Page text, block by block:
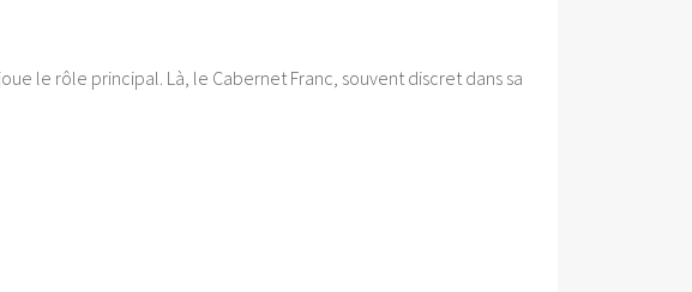
le rôle principal. Là, le Cabernet Franc, souvent discret dans sa